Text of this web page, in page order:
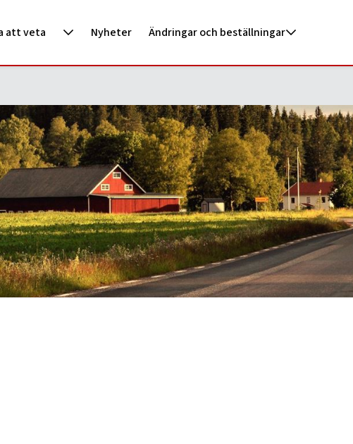
att veta Nyheter Ändringar och beställningar
utefter behov. Hämtningen sker under vecka